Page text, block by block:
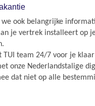
we ook belangrijke
je vertrek installeert op
TUI team 24/7 voor je
onze Nederlandstalige
dat niet op alle